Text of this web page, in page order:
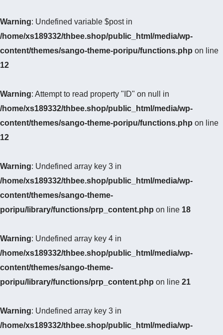
Warning: Undefined variable $post in
/home/xs189332/thbee.shop/public_html/media/wp-
content/themes/sango-theme-poripu/functions.php on line
12
Warning: Attempt to read property "ID" on null in
/home/xs189332/thbee.shop/public_html/media/wp-
content/themes/sango-theme-poripu/functions.php on line
12
Warning: Undefined array key 3 in
/home/xs189332/thbee.shop/public_html/media/wp-
content/themes/sango-theme-
poripu/library/functions/prp_content.php on line 18
Warning: Undefined array key 4 in
/home/xs189332/thbee.shop/public_html/media/wp-
content/themes/sango-theme-
poripu/library/functions/prp_content.php on line 21
Warning: Undefined array key 3 in
/home/xs189332/thbee.shop/public_html/media/wp-